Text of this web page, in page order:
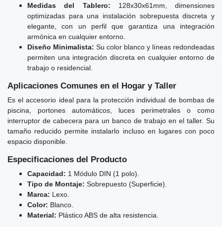
Medidas del Tablero: 128x30x61mm, dimensiones
optimizadas para una instalación sobrepuesta discreta y
elegante, con un perfil que garantiza una integración
armónica en cualquier entorno.
Diseño Minimalista: Su color blanco y líneas redondeadas
permiten una integración discreta en cualquier entorno de
trabajo o residencial.
Aplicaciones Comunes en el Hogar y Taller
Es el accesorio ideal para la protección individual de bombas de
piscina, portones automáticos, luces perimetrales o como
interruptor de cabecera para un banco de trabajo en el taller. Su
tamaño reducido permite instalarlo incluso en lugares con poco
espacio disponible.
Especificaciones del Producto
Capacidad: 1 Módulo DIN (1 polo).
Tipo de Montaje: Sobrepuesto (Superficie).
Marca: Lexo.
Color: Blanco.
Material: Plástico ABS de alta resistencia.